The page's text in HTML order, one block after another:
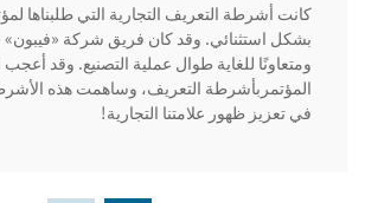
كانت أشرطة التعريف التجارية التي طلبناها
بشكل استثنائي. وقد كان فريق شركة «فيبون»
ومتعاونًا للغاية طوال عملية التصنيع. وقد
المؤتمربأشرطة التعريف، وساهمت هذه
في تعزيز ظهور علامتنا التجارية!